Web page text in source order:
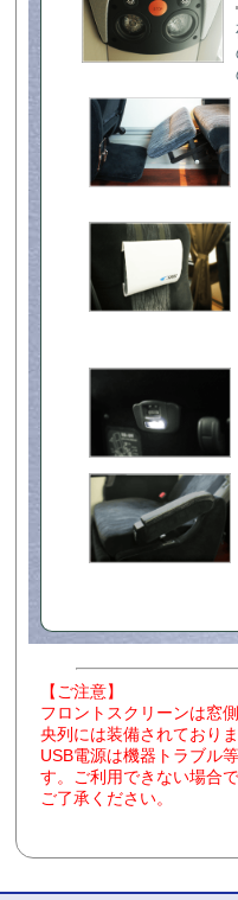
【ご注意】
フロントスクリーンは窓
央列には装備されており
USB電源は機器トラブル
す。ご利用できない場合
ご了承ください。